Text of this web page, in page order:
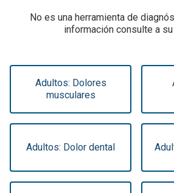
No es una herramienta de
información consulte a
Adultos: Dolores
musculares
Adultos: Dolor dental